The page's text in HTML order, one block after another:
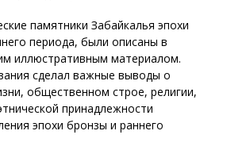
памятники Забайкалья эпохи
периода, были описаны в
иллюстративным материалом.
сделал важные выводы о
общественном строе, религии,
принадлежности
эпохи бронзы и раннего